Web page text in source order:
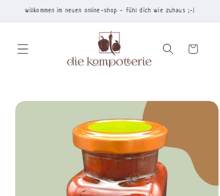
zum
Inhalt
willkommen im neuen online-shop - fühl dich wie zuhaus ;-)
Warenkorb